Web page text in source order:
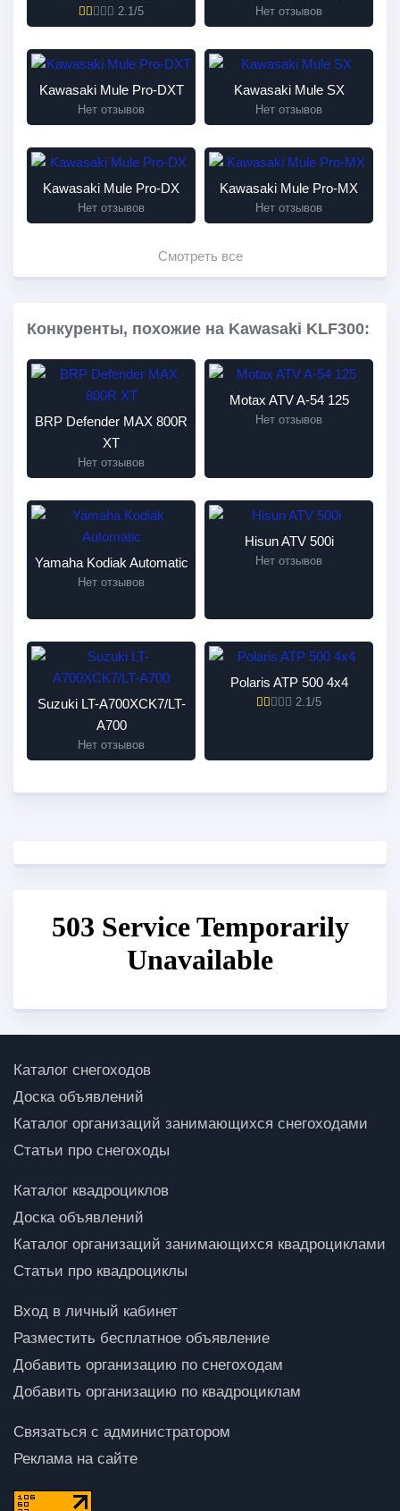
2.1/5 Нет отзывов
Kawasaki Mule Pro-DXT
Нет отзывов
Kawasaki Mule SX
Нет отзывов
Kawasaki Mule Pro-DX
Нет отзывов
Kawasaki Mule Pro-MX
Нет отзывов
Смотреть все
Конкуренты, похожие на Kawasaki KLF300:
BRP Defender MAX 800R
XT
Нет отзывов
Motax ATV A-54 125
Нет отзывов
Yamaha Kodiak Automatic
Нет отзывов
Hisun ATV 500i
Нет отзывов
Suzuki LT-A700XCK7/LT-
A700
Нет отзывов
Polaris ATP 500 4x4
2.1/5
Каталог снегоходов
Доска объявлений
Каталог организаций занимающихся снегоходами
Статьи про снегоходы
Каталог квадроциклов
Доска объявлений
Каталог организаций занимающихся квадроциклами
Статьи про квадроциклы
Вход в личный кабинет
Разместить бесплатное объявление
Добавить организацию по снегоходам
Добавить организацию по квадроциклам
Связаться с администратором
Реклама на сайте